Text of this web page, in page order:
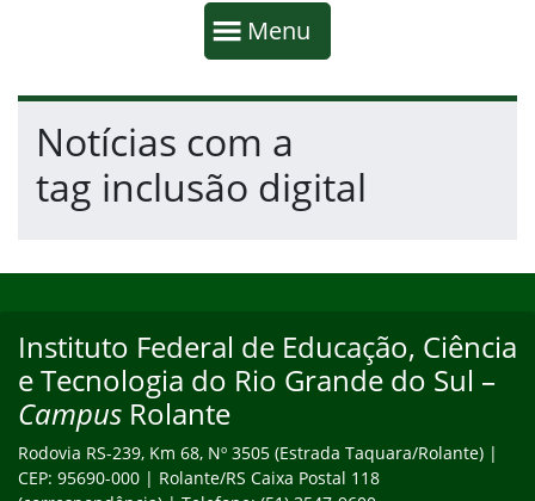
Mostrar
Menu
Fim da navegação
Início do conteúdo
Notícias com a
tag inclusão digital
Endereço
Instituto Federal de Educação, Ciência
e Tecnologia do Rio Grande do Sul –
Campus Rolante
Rodovia RS-239, Km 68, Nº 3505 (Estrada Taquara/Rolante) |
CEP: 95690-000 | Rolante/RS Caixa Postal 118